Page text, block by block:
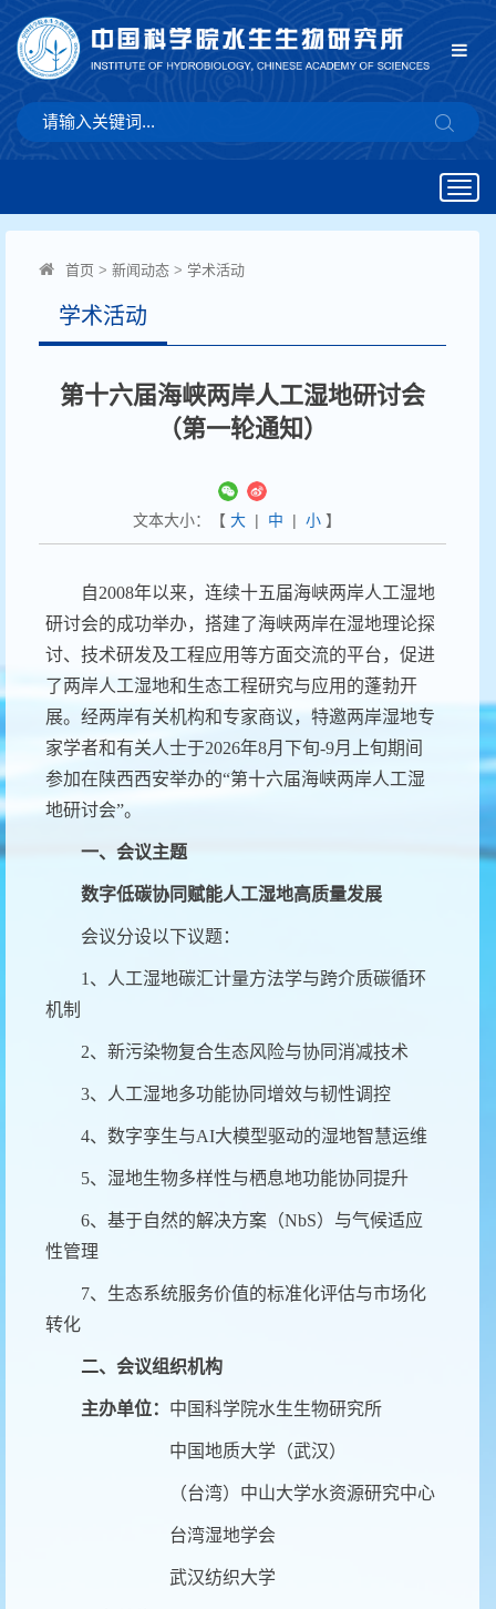
首页 > 新闻动态 > 学术活动
学术活动
第十六届海峡两岸人工湿地研讨会
（第一轮通知）
文本大小：【 大| 中 | 小】
自2008年以来，连续十五届海峡两岸人工湿地
研讨会的成功举办，搭建了海峡两岸在湿地理论探
讨、技术研发及工程应用等方面交流的平台，促进
了两岸人工湿地和生态工程研究与应用的蓬勃开
展。经两岸有关机构和专家商议，特邀两岸湿地专
家学者和有关人士于2026年8月下旬-9月上旬期间
参加在陕西西安举办的“第十六届海峡两岸人工湿
地研讨会”。
一、会议主题
数字低碳协同赋能人工湿地高质量发展
会议分设以下议题：
1、人工湿地碳汇计量方法学与跨介质碳循环
机制
2、新污染物复合生态风险与协同消减技术
3、人工湿地多功能协同增效与韧性调控
4、数字孪生与AI大模型驱动的湿地智慧运维
5、湿地生物多样性与栖息地功能协同提升
6、基于自然的解决方案（NbS）与气候适应
性管理
7、生态系统服务价值的标准化评估与市场化
转化
二、会议组织机构
主办单位： 中国科学院水生生物研究所
中国地质大学（武汉）
（台湾）中山大学水资源研究中心
台湾湿地学会
武汉纺织大学